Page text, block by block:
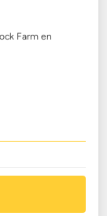
Farm en